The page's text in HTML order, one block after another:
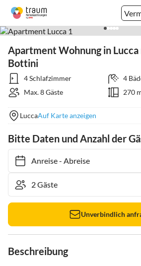
Apartment Wohnung in Lucca
Bottini
4 Schlafzimmer
4
Max. 8 Gäste
270
LuccaAuf Karte anzeigen
Bitte Daten und Anzahl der
Anreise- Abreise
Unverbindlich
Beschreibung